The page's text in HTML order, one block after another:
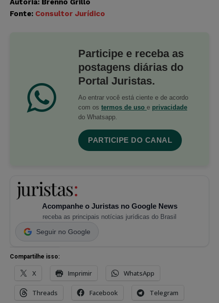
Autoria: Brenno Grillo
Fonte: Consultor Jurídico
Participe e receba as
postagens diárias do
Portal Juristas.
Ao entrar você está ciente e de acordo
com os termos de uso e privacidade
do Whatsapp.
PARTICIPE DO CANAL
Acompanhe o Juristas no Google News
receba as principais notícias jurídicas do Brasil
Seguir no Google
Compartilhe isso:
X Imprimir WhatsApp
Threads Facebook Telegram